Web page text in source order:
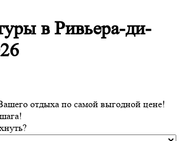
в Ривьера-ди-
отдыха по самой выгодной цене!